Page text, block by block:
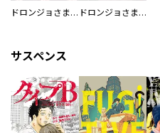
ドロンジョさまは転生しても悪役令嬢のままだった ドロンジョさまは転生しても悪役令嬢のままだった【分冊版】
サスペンス